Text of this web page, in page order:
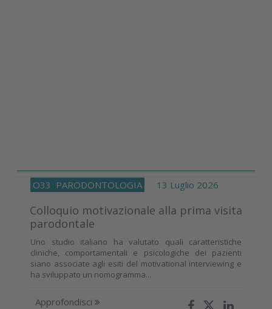
O33 PARODONTOLOGIA 13 Luglio 2026
Colloquio motivazionale alla prima visita
parodontale
Uno studio italiano ha valutato quali caratteristiche
cliniche, comportamentali e psicologiche dei pazienti
siano associate agli esiti del motivational interviewing e
ha sviluppato un nomogramma...
Approfondisci